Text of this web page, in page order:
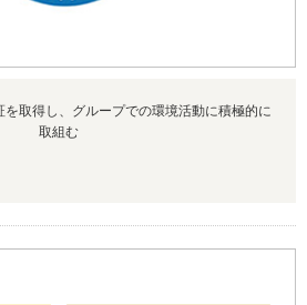
取得し、グループでの環境活動に積極的に
取組む